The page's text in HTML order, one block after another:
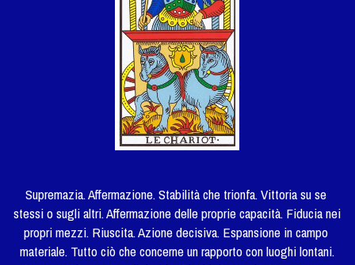
Supremazia. Affermazione. Stabilità che trionfa. Vittoria su se
stessi o sugli altri. Affermazione delle proprie capacità. Fiducia nei
propri mezzi. Riuscita. Azione decisiva. Espansione in campo
materiale. Tutto ciò che concerne un rapporto con luoghi lontani.